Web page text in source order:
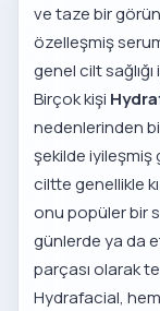
ve taze bir
özelleşmiş
genel cilt sağlığı
Birçok kişi
nedenlerinden
şekilde iyileşmiş
ciltte genellikle
onu popüler bir
günlerde ya da
parçası olarak
Hydrafacial,